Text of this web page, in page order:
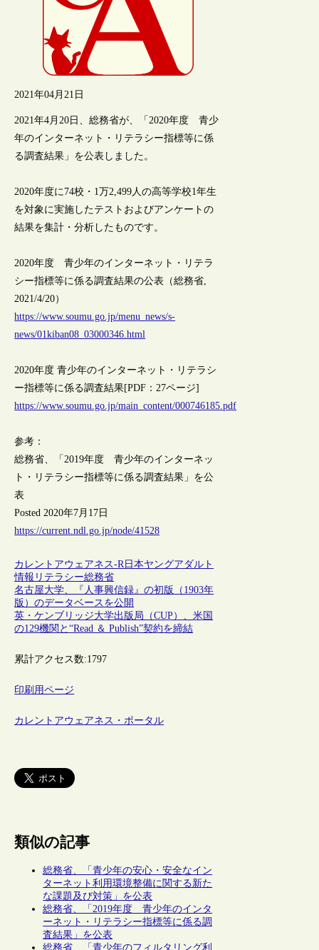
2021年04月21日
2021年4月20日、総務省が、「2020年度 青少
年のインターネット・リテラシー指標等に係
る調査結果」を公表しました。
2020年度に74校・1万2,499人の高等学校1年生
を対象に実施したテストおよびアンケートの
結果を集計・分析したものです。
2020年度 青少年のインターネット・リテラ
シー指標等に係る調査結果の公表（総務省,
2021/4/20）
https://www.soumu.go.jp/menu_news/s-
news/01kiban08_03000346.html
2020年度 青少年のインターネット・リテラシ
ー指標等に係る調査結果[PDF：27ページ]
https://www.soumu.go.jp/main_content/000746185.pdf
参考：
総務省、「2019年度 青少年のインターネッ
ト・リテラシー指標等に係る調査結果」を公
表
Posted 2020年7月17日
https://current.ndl.go.jp/node/41528
カレントアウェアネス-R 日本ヤングアダルト
情報リテラシー総務省
名古屋大学、『人事興信録』の初版（1903年
版）のデータベースを公開
英・ケンブリッジ大学出版局（CUP）、米国
の129機関と“Read ＆ Publish”契約を締結
累計アクセス数:1797
印刷用ページ
カレントアウェアネス・ポータル
類似の記事
総務省、「青少年の安心・安全なイン
ターネット利用環境整備に関する新た
な課題及び対策」を公表
総務省、「2019年度 青少年のインタ
ーネット・リテラシー指標等に係る調
査結果」を公表
総務省、「青少年のフィルタリング利